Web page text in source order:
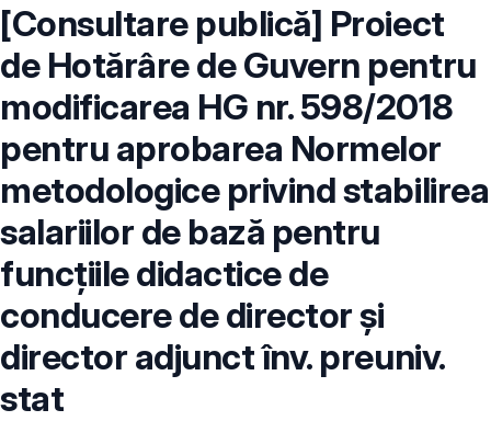
[Consultare publică] Proiect
de Hotărâre de Guvern pentru
modificarea HG nr. 598/2018
pentru aprobarea Normelor
metodologice privind stabilirea
salariilor de bază pentru
funcțiile didactice de
conducere de director și
director adjunct înv. preuniv.
stat